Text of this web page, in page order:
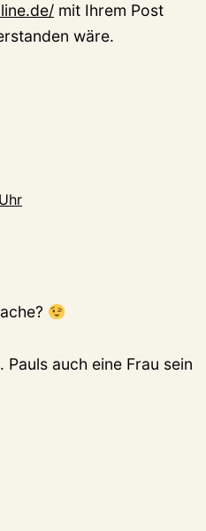
mit Ihrem Post
wäre.
Pauls auch eine Frau sein